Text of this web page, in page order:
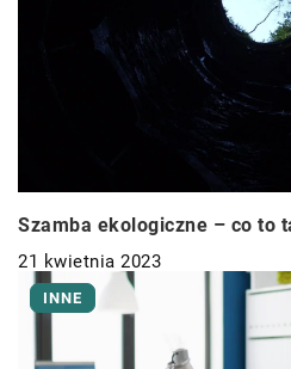
Szamba ekologiczne – co to
21 kwietnia 2023
INNE